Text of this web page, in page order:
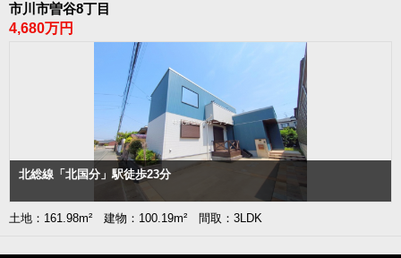
市川市曽谷8丁目
4,680万円
北総線「北国分」駅徒歩23分
土地：161.98m² 建物：100.19m² 間取：3LDK